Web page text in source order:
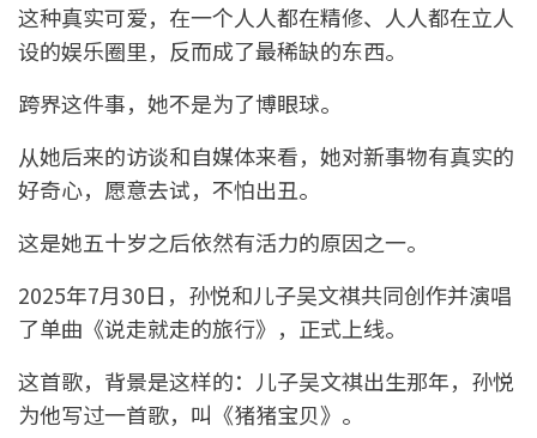
这种真实可爱，在一个人人都在精修、人人都在立人
设的娱乐圈里，反而成了最稀缺的东西。
跨界这件事，她不是为了博眼球。
从她后来的访谈和自媒体来看，她对新事物有真实的
好奇心，愿意去试，不怕出丑。
这是她五十岁之后依然有活力的原因之一。
2025年7月30日，孙悦和儿子吴文祺共同创作并演唱
了单曲《说走就走的旅行》，正式上线。
这首歌，背景是这样的：儿子吴文祺出生那年，孙悦
为他写过一首歌，叫《猪猪宝贝》。